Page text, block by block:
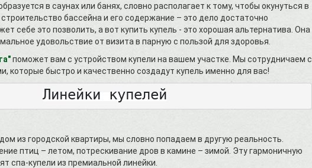
в саунах или банях, словно располагает к тому, чтобы окунуться в
бассейна и его содержание – это дело достаточно
себе это позволить, а вот купить купель - это хорошая альтернатива. Она
удовольствие от визита в парную с пользой для здоровья.
поможет вам с устройством купели на вашем участке. Мы сотрудничаем с
которые быстро и качественно создадут купель именно для вас!
Линейки купелей
из городской квартиры, мы словно попадаем в другую реальность.
птиц – летом, потрескивание дров в камине – зимой. Эту гармоничную
спa-купели из премиальной линейки.